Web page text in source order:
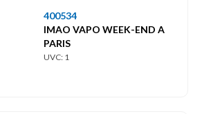
400534
IMAO VAPO WEEK-END A
PARIS
UVC: 1